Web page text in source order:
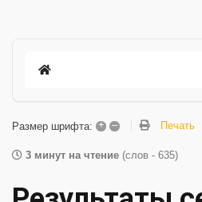
Размер шрифта: + – Печать
3 минут на чтение (слов - 635)